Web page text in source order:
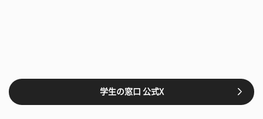
学生の窓口 公式X